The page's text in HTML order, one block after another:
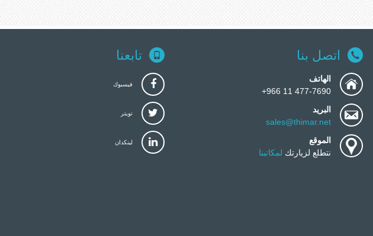
اتصل بنا
الهاتف
477-7690 11 966+
البريد
sales@thimar.net
الموقع
نتطلع لزيارتك لمكاتبنا
تابعنا
فيسبوك
تويتر
لينكدان